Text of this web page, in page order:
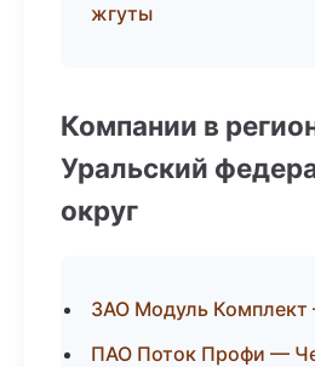
жгуты
Компании в
Уральский
округ
ЗАО Модуль
ПАО Поток Профи —